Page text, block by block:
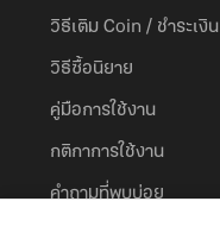
วิธีเติม Coin / ชำระเงิน
วิธีซื้อนิยาย
คู่มือการใช้งาน
กติกาการใช้งาน
คำถามที่พบบ่อย